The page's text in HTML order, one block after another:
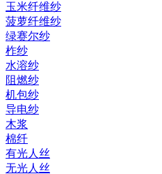
玉米纤维纱
菠萝纤维纱
绿赛尔纱
柞纱
水溶纱
阻燃纱
机包纱
导电纱
木浆
棉纤
有光人丝
无光人丝